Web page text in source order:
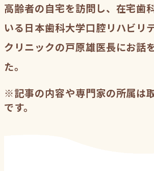
高齢者の自宅を訪問し、在宅歯
いる日本歯科大学口腔リハビリ
クリニックの戸原雄医長にお話
た。
※記事の内容や専門家の所属は
です。